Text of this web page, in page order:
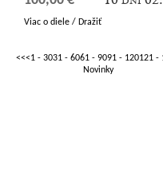
Viac o diele / Dražiť
<<<1 - 3031 - 6061 - 9091 - 120121 -
Novinky